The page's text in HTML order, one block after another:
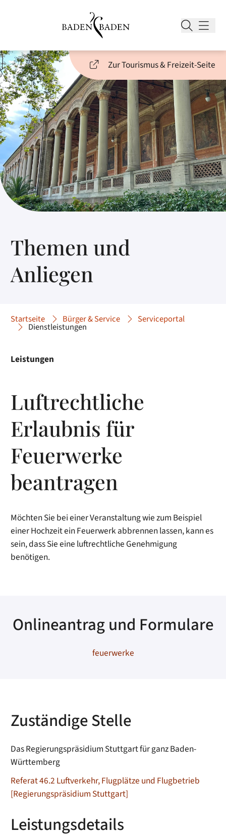
Zur Tourismus & Freizeit-Seite
Themen und
Anliegen
Startseite Bürger & Service Serviceportal
Dienstleistungen
Leistungen
Luftrechtliche
Erlaubnis für
Feuerwerke
beantragen
Möchten Sie bei einer Veranstaltung wie zum Beispiel
einer Hochzeit ein Feuerwerk abbrennen lassen, kann es
sein, dass Sie eine luftrechtliche Genehmigung
benötigen.
Onlineantrag und Formulare
feuerwerke
Zuständige Stelle
Das Regierungspräsidium Stuttgart für ganz Baden-
Württemberg
Referat 46.2 Luftverkehr, Flugplätze und Flugbetrieb
[Regierungspräsidium Stuttgart]
Leistungsdetails